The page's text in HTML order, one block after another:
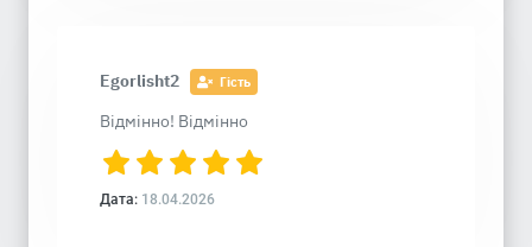
Egorlisht2 Гість
Відмінно! Відмінно
Дата: 18.04.2026